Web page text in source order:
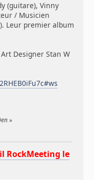
(guitare), Vinny
/ Musicien
Leur premier album
Designer Stan W
»
RockMeeting le